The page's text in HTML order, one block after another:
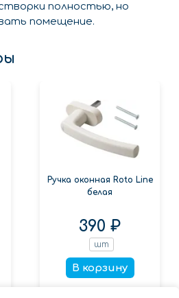
полностью, но
помещение.
Ручка оконная Roto Line
белая
390 ₽
шт
В корзину